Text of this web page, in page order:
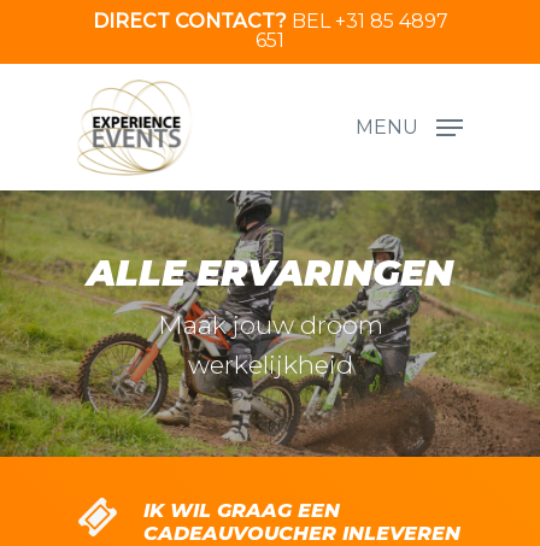
content
DIRECT CONTACT?BEL +31 85 4897
651
MENU
ALLE ERVARINGEN
Maak jouw droom
werkelijkheid
IK WIL GRAAG EEN
CADEAUVOUCHER INLEVEREN